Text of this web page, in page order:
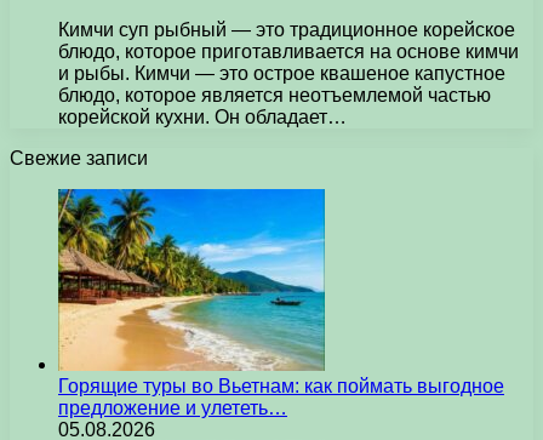
Кимчи суп рыбный — это традиционное корейское
блюдо, которое приготавливается на основе кимчи
и рыбы. Кимчи — это острое квашеное капустное
блюдо, которое является неотъемлемой частью
корейской кухни. Он обладает…
Свежие записи
Горящие туры во Вьетнам: как поймать выгодное
предложение и улететь…
05.08.2026